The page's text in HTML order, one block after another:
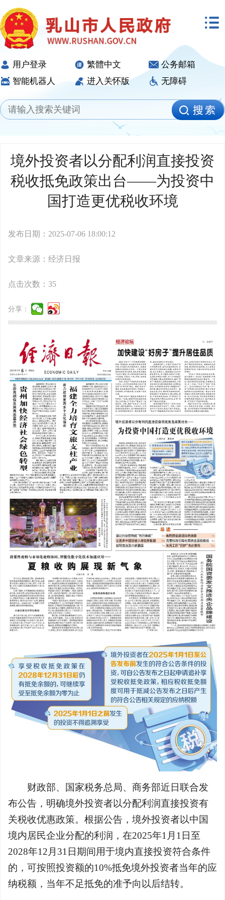
用户登录 繁體中文
公务邮箱
智能机器人
进入关怀版 无障碍
境外投资者以分配利润直接投资
税收抵免政策出台——为投资中
国打造更优税收环境
发布日期：2025-07-06 18:00:12
文章来源：经济日报
点击次数： 35
分享：
财政部、国家税务总局、商务部近日联合发
布公告，明确境外投资者以分配利润直接投资有
关税收优惠政策。根据公告，境外投资者以中国
境内居民企业分配的利润，在2025年1月1日至
2028年12月31日期间用于境内直接投资符合条件
的，可按照投资额的10%抵免境外投资者当年的应
纳税额，当年不足抵免的准予向以后结转。